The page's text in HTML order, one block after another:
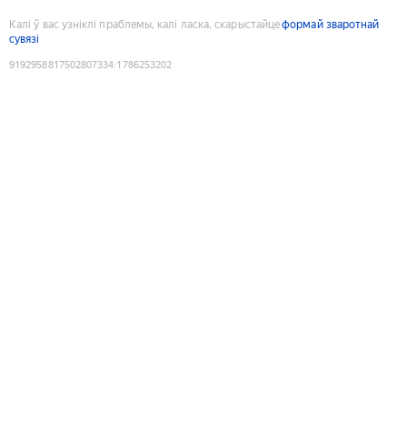
Калі ў вас узніклі праблемы, калі ласка, скарыстайцеформай зваротнай
сувязі
9192958817502807334:1786253202